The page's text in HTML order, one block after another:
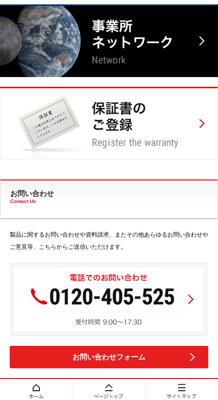
お問い合わせ
Contact Us
製品に関するお問い合わせや資料請求、またその他あらゆるお問い合わせや
ご意見等、こちらからご送信いただけます。
お問い合わせフォーム